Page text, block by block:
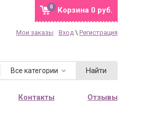
Корзина 0 руб.
0
Мои заказы Вход \ Регистрация
Все категории Найти
Контакты Отзывы